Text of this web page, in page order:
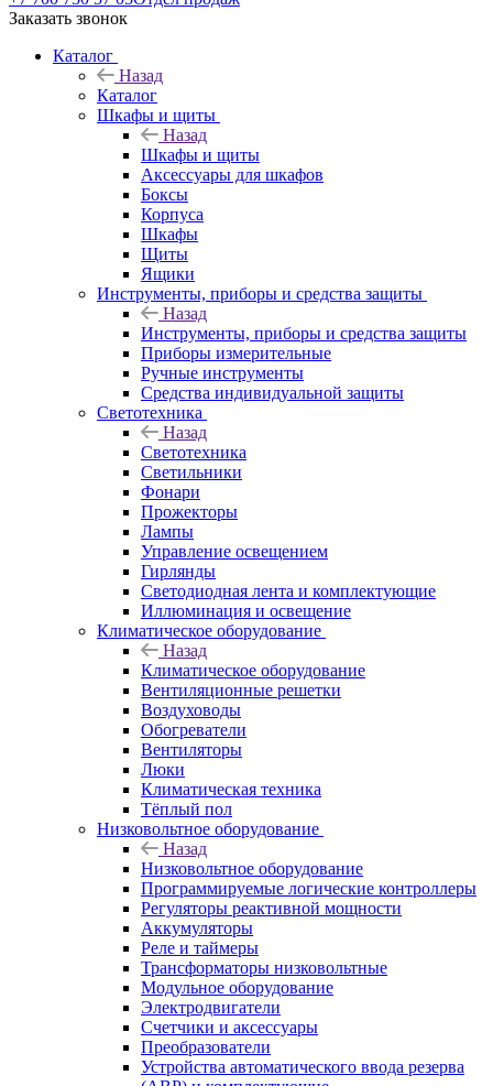
Заказать звонок
Каталог
Назад
Каталог
Шкафы и щиты
Назад
Шкафы и щиты
Аксессуары для шкафов
Боксы
Корпуса
Шкафы
Щиты
Ящики
Инструменты, приборы и средства защиты
Назад
Инструменты, приборы и средства защиты
Приборы измерительные
Ручные инструменты
Средства индивидуальной защиты
Светотехника
Назад
Светотехника
Светильники
Фонари
Прожекторы
Лампы
Управление освещением
Гирлянды
Светодиодная лента и комплектующие
Иллюминация и освещение
Климатическое оборудование
Назад
Климатическое оборудование
Вентиляционные решетки
Воздуховоды
Обогреватели
Вентиляторы
Люки
Климатическая техника
Тёплый пол
Низковольтное оборудование
Назад
Низковольтное оборудование
Программируемые логические контроллеры
Регуляторы реактивной мощности
Аккумуляторы
Реле и таймеры
Трансформаторы низковольтные
Модульное оборудование
Электродвигатели
Счетчики и аксессуары
Преобразователи
Устройства автоматического ввода резерва